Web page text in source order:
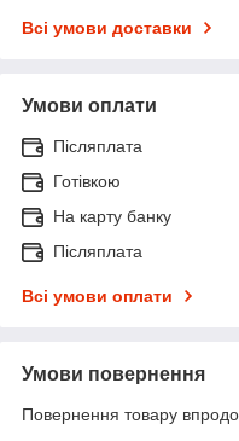
Всі умови доставки
Умови оплати
Післяплата
Готівкою
На карту банку
Післяплата
Всі умови оплати
Умови повернення
Повернення товару